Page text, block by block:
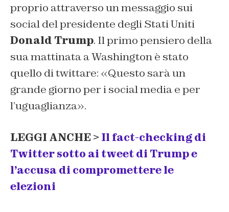
proprio attraverso un messaggio sui
social del presidente degli Stati Uniti
Donald Trump. Il primo pensiero della
sua mattinata a Washington è stato
quello di twittare: «Questo sarà un
grande giorno per i social media e per
l’uguaglianza».
LEGGI ANCHE > Il fact-checking di
Twitter sotto ai tweet di Trump e
l’accusa di compromettere le
elezioni